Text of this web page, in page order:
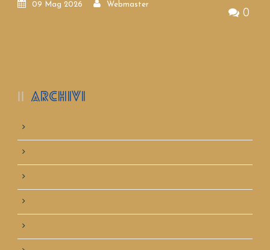
09 Mag 2026 Webmaster
0
ARCHIVI